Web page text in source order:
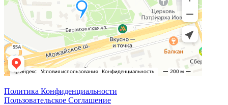
Политика Конфиденциальности
Пользовательское Соглашение